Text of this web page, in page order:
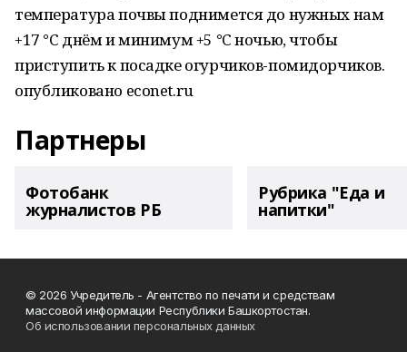
температура почвы поднимется до нужных нам
+17 °C днём и минимум +5 °C ночью, чтобы
приступить к посадке огурчиков-помидорчиков.
опубликовано econet.ru
Партнеры
Фотобанк
журналистов РБ
Рубрика "Еда и
напитки"
© 2026 Учредитель - Агентство по печати и средствам
массовой информации Республики Башкортостан.
Об использовании персональных данных